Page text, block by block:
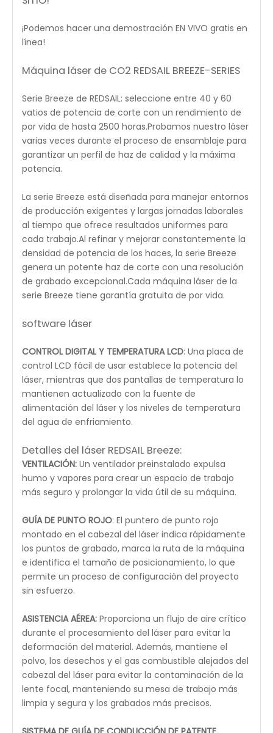
¡Es la mejor calidad que puedes conseguir a este
precio!No dude en enviarnos un mensaje sobre sus
consultas y le responderemos lo antes posible.
¡PREGUNTE POR NUESTRA DEMO GRATUITA EN EL
SITIO!
¡Podemos hacer una demostración EN VIVO gratis en
línea!
Máquina láser de CO2 REDSAIL BREEZE-SERIES
Serie Breeze de REDSAIL: seleccione entre 40 y 60
vatios de potencia de corte con un rendimiento de
por vida de hasta 2500 horas.Probamos nuestro láser
varias veces durante el proceso de ensamblaje para
garantizar un perfil de haz de calidad y la máxima
potencia.
La serie Breeze está diseñada para manejar entornos
de producción exigentes y largas jornadas laborales
al tiempo que ofrece resultados uniformes para
densidad de potencia de los haces, la serie Breeze
genera un potente haz de corte con una resolución
de grabado excepcional.Cada máquina láser de la
serie Breeze tiene garantía gratuita de por vida.
software láser
CONTROL DIGITAL Y TEMPERATURA LCD
control LCD fácil de usar establece la potencia del